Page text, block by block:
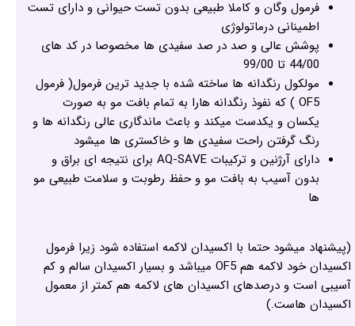
فرمول وگان و کاملا طبیعی بدون تست حیوانی و دارای تست
اطمینانی درماتولوژی
پوشش عالی و صد در صد سفیدی ها مخصوصا در کد های
44/00 تا 99/00
مولکول رنگدانه ها ساخته شده با جدید ترین فرمول( فرمول
OF5 ) که نفوذ رنگدانه هارا به تمام بافت مو به صورت
یکسان و یکدست میکند و باعث ماندگاری عالی رنگدانه ها و
رنگ گرفتن راحت سفیدی ها و خاکستری ها میشود
دارای آرژنین و ترکیبات AQ-SAVE برای نتیجه ای براق و
بدون آسیب به بافت مو و حفظ رطوبت و سلامت طبیعی مو
ها
(پیشنهاد میشود حتما با اکسیدان لاکمه استفاده شود زیرا فرمول
اکسیدان خود لاکمه هم OF5 میباشد و بسیار اکسیدان سالم و کم
آسیبی است و درصدهای اکسیدان های لاکمه هم کمتر از معمول
اکسیدان هاست.)